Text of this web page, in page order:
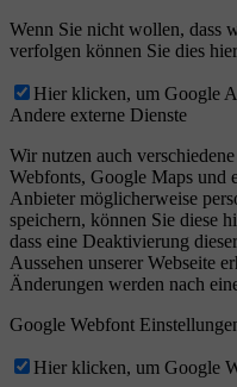
Wenn Sie nicht wollen, dass
verfolgen können Sie dies
Hier klicken, um Google
Andere externe Dienste
Wir nutzen auch
Webfonts, Google Maps und
Anbieter möglicherweise
speichern, können Sie diese
dass eine Deaktivierung
Aussehen unserer Webseite
Änderungen werden nach
Google Webfont
Hier klicken, um Google